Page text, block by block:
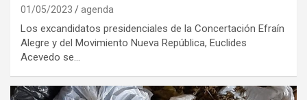
01/05/2023 agenda
Los excandidatos presidenciales de la Concertación Efraín
Alegre y del Movimiento Nueva República, Euclides
Acevedo se…